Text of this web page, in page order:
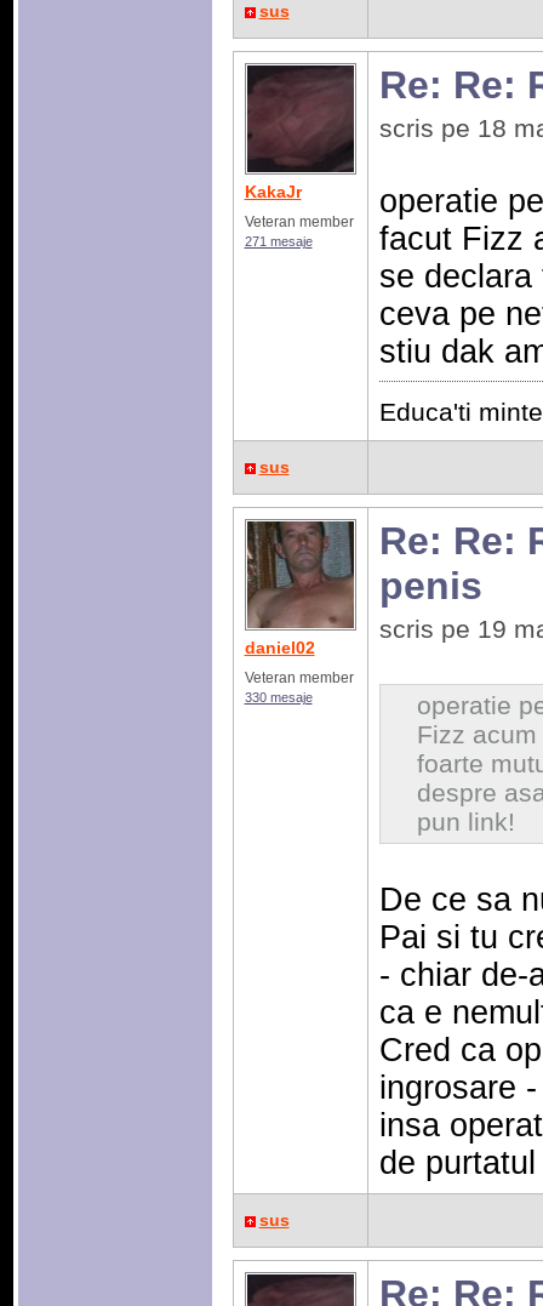
sus
KakaJr
Veteran member
271 mesaje
Re: Re:
scris pe 18
operatie
facut Fizz
se declara
ceva pe
stiu dak
Educa'ti
sus
daniel02
Veteran member
330 mesaje
Re: Re:
penis
scris pe 19
operatie
Fizz
foarte
despre
pun link!
De ce sa
Pai si tu
- chiar de-
ca e
Cred ca
ingrosare
insa
de
sus
Re: Re: